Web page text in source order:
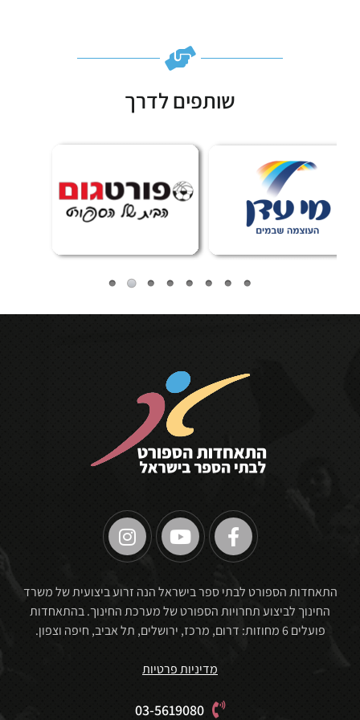
Subscribe
שותפים לדרך
התאחדות הספורט לבתי ספר בישראל הנה זרוע ביצועית של משרד
החינוך לביצוע תחרויות הספורט של מערכת החינוך. בהתאחדות
פועלים 6 מחוזות: דרום, מרכז, ירושלים, תל אביב, חיפה וצפון.
מדיניות פרטיות
03-5619080